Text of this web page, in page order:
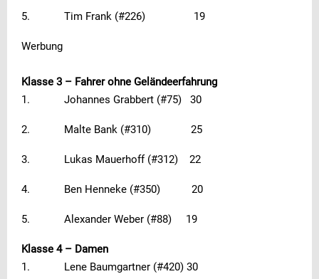
5. Tim Frank (#226) 19
Werbung
Klasse 3 – Fahrer ohne Geländeerfahrung
1. Johannes Grabbert (#75) 30
2. Malte Bank (#310) 25
3. Lukas Mauerhoff (#312) 22
4. Ben Henneke (#350) 20
5. Alexander Weber (#88) 19
Klasse 4 – Damen
1. Lene Baumgartner (#420) 30